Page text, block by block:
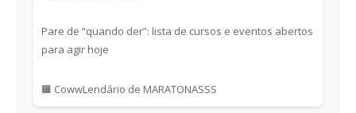
Pare de “quando der”: lista de cursos e eventos abertos
para agir hoje
🟧 CowwLendário de MARATONASSS